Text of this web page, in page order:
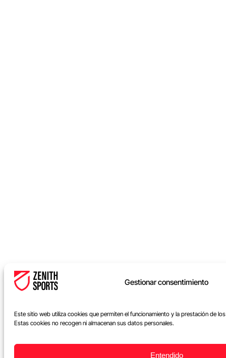
Gestionar consentimiento
Este sitio web utiliza cookies que permiten el funcionamiento y la prestación de
Estas cookies no recogen ni almacenan sus datos personales.
Entendido